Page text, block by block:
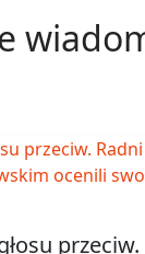
przeciw.